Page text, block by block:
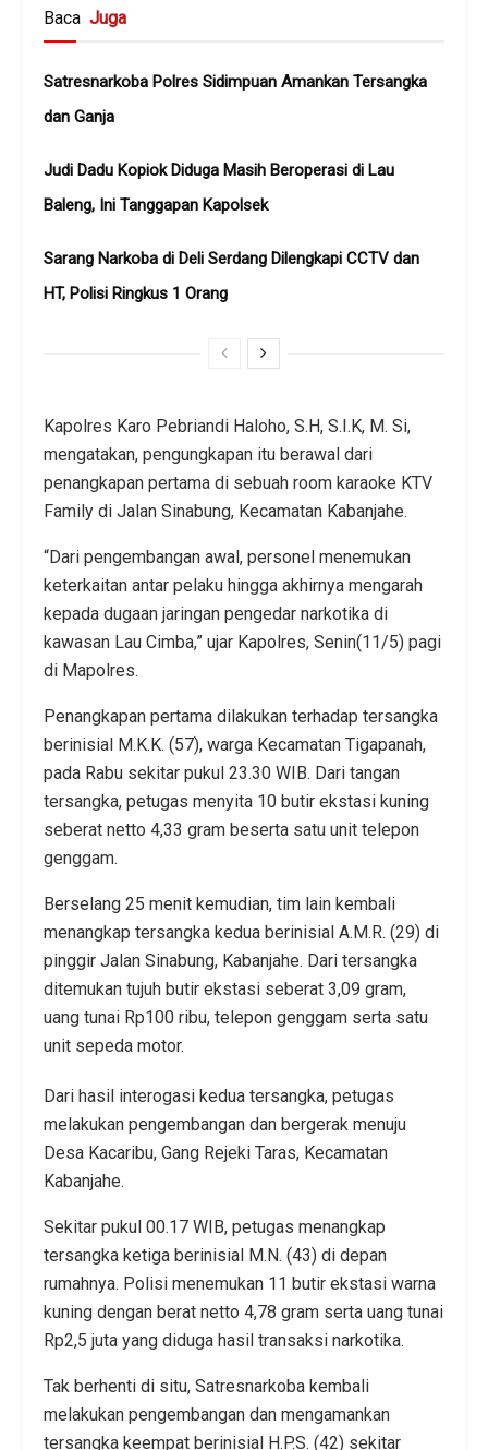
Baca Juga
Satresnarkoba Polres Sidimpuan Amankan Tersangka
dan Ganja
Judi Dadu Kopiok Diduga Masih Beroperasi di Lau
Baleng, Ini Tanggapan Kapolsek
Sarang Narkoba di Deli Serdang Dilengkapi CCTV dan
HT, Polisi Ringkus 1 Orang
Kapolres Karo Pebriandi Haloho, S.H, S.I.K, M. Si,
mengatakan, pengungkapan itu berawal dari
penangkapan pertama di sebuah room karaoke KTV
Family di Jalan Sinabung, Kecamatan Kabanjahe.
“Dari pengembangan awal, personel menemukan
keterkaitan antar pelaku hingga akhirnya mengarah
kepada dugaan jaringan pengedar narkotika di
kawasan Lau Cimba,” ujar Kapolres, Senin(11/5) pagi
di Mapolres.
Penangkapan pertama dilakukan terhadap tersangka
berinisial M.K.K. (57), warga Kecamatan Tigapanah,
pada Rabu sekitar pukul 23.30 WIB. Dari tangan
tersangka, petugas menyita 10 butir ekstasi kuning
seberat netto 4,33 gram beserta satu unit telepon
genggam.
Berselang 25 menit kemudian, tim lain kembali
menangkap tersangka kedua berinisial A.M.R. (29) di
pinggir Jalan Sinabung, Kabanjahe. Dari tersangka
ditemukan tujuh butir ekstasi seberat 3,09 gram,
uang tunai Rp100 ribu, telepon genggam serta satu
unit sepeda motor.
Dari hasil interogasi kedua tersangka, petugas
melakukan pengembangan dan bergerak menuju
Desa Kacaribu, Gang Rejeki Taras, Kecamatan
Kabanjahe.
Sekitar pukul 00.17 WIB, petugas menangkap
tersangka ketiga berinisial M.N. (43) di depan
rumahnya. Polisi menemukan 11 butir ekstasi warna
kuning dengan berat netto 4,78 gram serta uang tunai
Rp2,5 juta yang diduga hasil transaksi narkotika.
Tak berhenti di situ, Satresnarkoba kembali
melakukan pengembangan dan mengamankan
tersangka keempat berinisial H.P.S. (42) sekitar